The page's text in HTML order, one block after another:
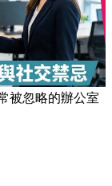
被忽略的辦公室